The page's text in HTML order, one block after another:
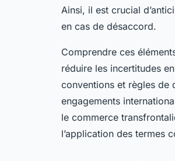
Ainsi, il est crucial
en cas de désaccord.
Comprendre ces
réduire les incertitudes
conventions et règles de
engagements
le commerce
l’application des termes